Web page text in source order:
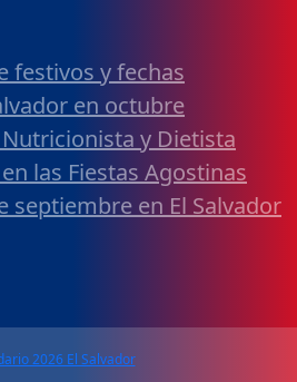
festivos y fechas
en octubre
y Dietista
las Fiestas Agostinas
septiembre en El Salvador
2026 El Salvador